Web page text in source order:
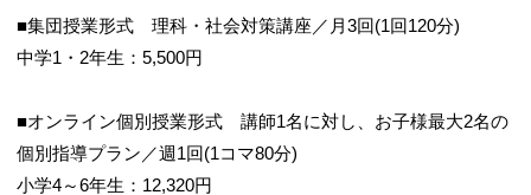
■集団授業形式 理科・社会対策講座／月3回(1回120分)
中学1・2年生：5,500円
■オンライン個別授業形式 講師1名に対し、お子様最大2名の
個別指導プラン／週1回(1コマ80分)
小学4～6年生：12,320円